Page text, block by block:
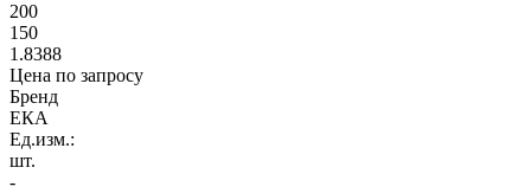
200
150
1.8388
Цена по запросу
Бренд
ЕКА
Ед.изм.:
шт.
-